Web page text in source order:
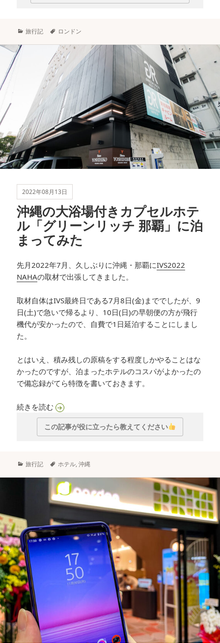
カ
旅行記
タ
ロンドン
2022年08月13日
沖縄の大浴場付きカプセルホテ
ル「グリーンリッチ 那覇」に泊
まってみた
先月2022年7月、久しぶりに沖縄・那覇にIVS2022
NAHAの取材で出張してきました。
取材自体はIVS最終日である7月8日(金)まででしたが、9
日(土)で急いで帰るより、10日(日)の早朝便の方が飛行
機代が安かったので、自費で1日延泊することにしまし
た。
とはいえ、積み残しの原稿をする程度しかやることはな
かったのですが、泊まったホテルのコスパがよかったの
で備忘録がてら特徴を書いておきます。
続きを読む沖縄の大浴場付きカプセルホテル「グリーンリ
この記事が役に立ったら教えてください
カ
旅行記
タ
ホテル,沖縄